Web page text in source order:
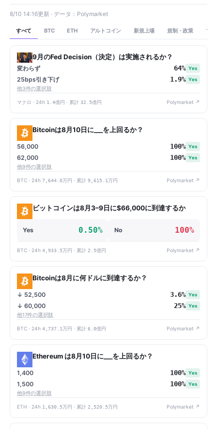
8/10 14:16更新 · データ：Polymarket
すべて BTC ETH アルトコイン 新規上場 規制・政策 マ
9月のFed Decision（決定）は実施されるか？
変わらず 64% Yes
25bps引き下げ 1.9% Yes
他3件の選択肢
マクロ · 24h 1.4億円 · 累計 32.5億円 Polymarket ↗
Bitcoinは8月10日に___を上回るか？
56,000 100% Yes
62,000 100% Yes
他9件の選択肢
BTC · 24h 7,644.0万円 · 累計 9,615.1万円 Polymarket ↗
ビットコインは8月3–9日に$66,000に到達するか
Yes 0.50% No 100%
BTC · 24h 4,933.5万円 · 累計 2.5億円 Polymarket ↗
Bitcoinは8月に何ドルに到達するか？
↓ 52,500 3.6% Yes
↓ 60,000 25% Yes
他17件の選択肢
BTC · 24h 4,737.1万円 · 累計 6.0億円 Polymarket ↗
Ethereum は8月10日に___を上回るか？
1,400 100% Yes
1,500 100% Yes
他9件の選択肢
ETH · 24h 1,630.5万円 · 累計 2,520.5万円 Polymarket ↗